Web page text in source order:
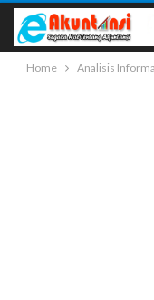
Home Analisis